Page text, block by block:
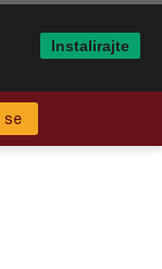
se
Instalirajte